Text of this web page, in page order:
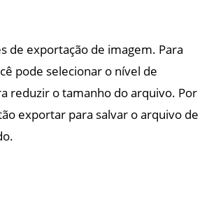
de exportação de imagem. Para
pode selecionar o nível de
reduzir o tamanho do arquivo. Por
exportar para salvar o arquivo de